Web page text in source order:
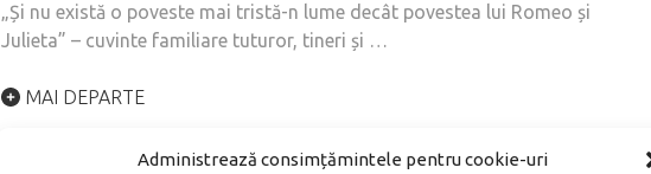
Administrează consimțămintele pentru cookie-uri
„Și nu există o poveste mai tristă-n lume decât povestea lui Romeo și
Julieta” – cuvinte familiare tuturor, tineri și …
MAI DEPARTE